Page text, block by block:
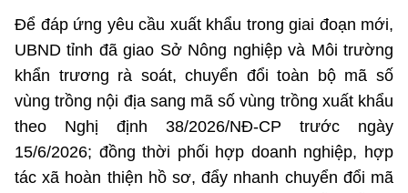
Để đáp ứng yêu cầu xuất khẩu trong giai đoạn mới,
UBND tỉnh đã giao Sở Nông nghiệp và Môi trường
khẩn trương rà soát, chuyển đổi toàn bộ mã số
vùng trồng nội địa sang mã số vùng trồng xuất khẩu
theo Nghị định 38/2026/NĐ-CP trước ngày
15/6/2026; đồng thời phối hợp doanh nghiệp, hợp
tác xã hoàn thiện hồ sơ, đẩy nhanh chuyển đổi mã